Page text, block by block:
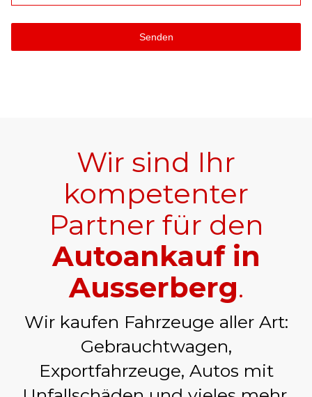
Senden
Wir sind Ihr
kompetenter
Partner für den
Autoankauf in
Ausserberg.
Wir kaufen Fahrzeuge aller Art:
Gebrauchtwagen,
Exportfahrzeuge, Autos mit